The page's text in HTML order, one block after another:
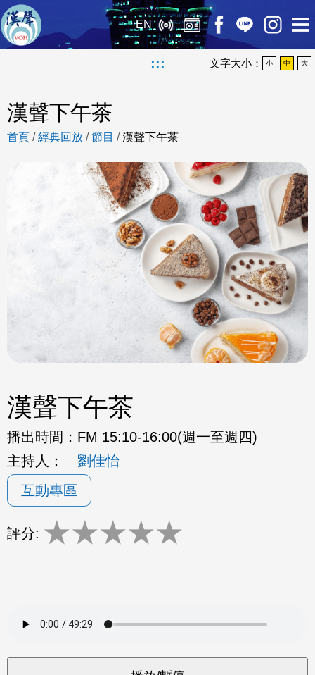
EN
::: 文字大小： 小 中 大
漢聲下午茶
首頁 /經典回放 /節目 /漢聲下午茶
漢聲下午茶
播出時間： FM 15:10-16:00(週一至週四)
主持人：
劉佳怡
互動專區
評分: ★★★★★